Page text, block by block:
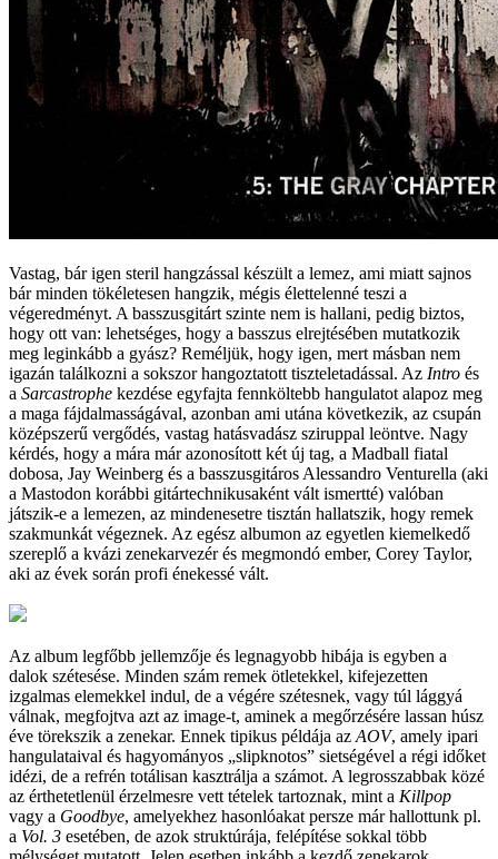
Vastag, bár igen steril hangzással készült a lemez, ami miatt sajnos
bár minden tökéletesen hangzik, mégis élettelenné teszi a
végeredményt. A basszusgitárt szinte nem is hallani, pedig biztos,
hogy ott van: lehetséges, hogy a basszus elrejtésében mutatkozik
meg leginkább a gyász? Reméljük, hogy igen, mert másban nem
igazán találkozni a sokszor hangoztatott tiszteletadással. Az Intro és
a Sarcastrophe kezdése egyfajta fennköltebb hangulatot alapoz meg
a maga fájdalmasságával, azonban ami utána következik, az csupán
középszerű vergődés, vastag hatásvadász sziruppal leöntve. Nagy
kérdés, hogy a mára már azonosított két új tag, a Madball fiatal
dobosa, Jay Weinberg és a basszusgitáros Alessandro Venturella (aki
a Mastodon korábbi gitártechnikusaként vált ismertté) valóban
játszik-e a lemezen, az mindenesetre tisztán hallatszik, hogy remek
szakmunkát végeznek. Az egész albumon az egyetlen kiemelkedő
szereplő a kvázi zenekarvezér és megmondó ember, Corey Taylor,
aki az évek során profi énekessé vált.
Az album legfőbb jellemzője és legnagyobb hibája is egyben a
dalok szétesése. Minden szám remek ötletekkel, kifejezetten
izgalmas elemekkel indul, de a végére szétesnek, vagy túl lággyá
válnak, megfojtva azt az image-t, aminek a megőrzésére lassan húsz
éve törekszik a zenekar. Ennek tipikus példája az AOV, amely ipari
hangulataival és hagyományos „slipknotos” sietségével a régi időket
idézi, de a refrén totálisan kasztrálja a számot. A legrosszabbak közé
az érthetetlenül érzelmesre vett tételek tartoznak, mint a Killpop
vagy a Goodbye, amelyekhez hasonlóakat persze már hallottunk pl.
a Vol. 3 esetében, de azok struktúrája, felépítése sokkal több